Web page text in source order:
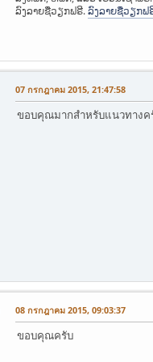
ລົງລາຍຊື່ວຽກຟຣີ.ລົງລາຍຊື່ວຽກຟ
07 กรกฎาคม 2015, 21:47:58
ขอบคุณมากสำหรับแนวทางค
08 กรกฎาคม 2015, 09:03:37
ขอบคุณครับ